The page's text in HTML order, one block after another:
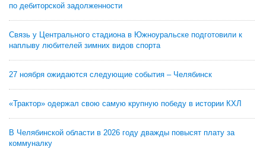
по дебиторской задолженности
Связь у Центрального стадиона в Южноуральске подготовили к
наплыву любителей зимних видов спорта
27 ноября ожидаются следующие события – Челябинск
«Трактор» одержал свою самую крупную победу в истории КХЛ
В Челябинской области в 2026 году дважды повысят плату за
коммуналку